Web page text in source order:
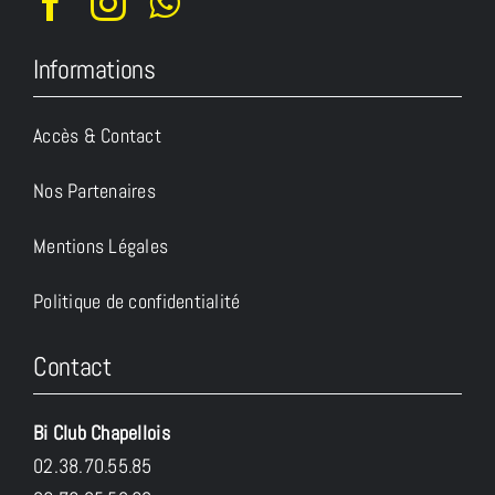
Informations
Accès & Contact
Nos Partenaires
Mentions Légales
Politique de confidentialité
Contact
Bi Club Chapellois
02.38.70.55.85